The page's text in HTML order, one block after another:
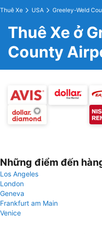
Thuê Xe USA Greeley-Weld
Thuê Xe ở
County
Những điểm đến
Los Angeles
London
Geneva
Frankfurt am Main
Venice